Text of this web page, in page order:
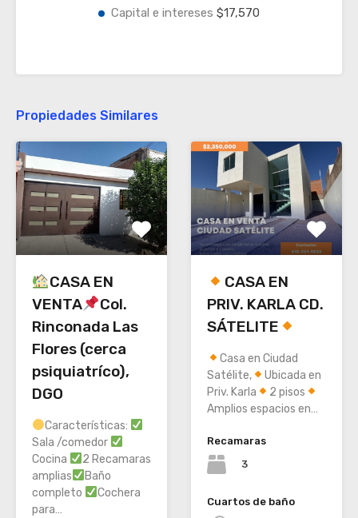
Capital e intereses $17,570
Propiedades Similares
CASA EN
VENTA
Col.
Rinconada Las
Flores (cerca
psiquiatríco),
DGO
Características:
Sala /comedor
Cocina
2 Recamaras
amplias
Baño
completo
Cochera
para…
CASA EN
PRIV. KARLA CD.
SÁTELITE
Casa en Ciudad
Satélite,
Ubicada en
Priv. Karla
2 pisos
Amplios espacios en…
Recamaras
3
Cuartos de baño